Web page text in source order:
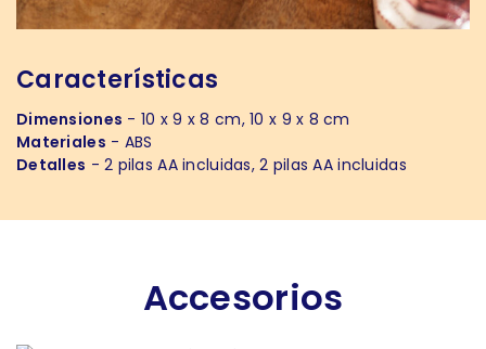
Características
Dimensiones - 10 x 9 x 8 cm, 10 x 9 x 8 cm
Materiales - ABS
Detalles - 2 pilas AA incluidas, 2 pilas AA incluidas
Accesorios